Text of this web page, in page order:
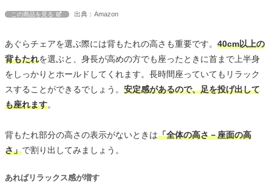
この商品を見る 出典：Amazon
あぐらチェアを選ぶ際には背もたれの高さも重要です。 40cm以上の
背もたれを選ぶと、身長が高めの方でも座ったときに首まで上半身
をしっかりとホールドしてくれます。長時間座っていてもリラック
スすることができるでしょう。 安定感があるので、足を投げ出して
も座れます。
背もたれ部分の高さの表示がないときは「全体の高さ－座面の高
さ」で割り出してみましょう。
あればリラックス感が増す